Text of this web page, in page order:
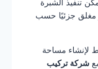
تنفيذ الشبرة
مغلق جزئيًا حسب
لإنشاء مساحة
شركة تركيب